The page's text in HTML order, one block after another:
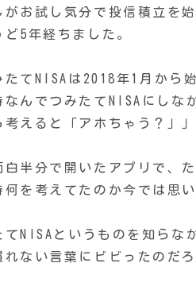
がお試し気分で投信積立を
ど5年経ちました。
たてNISAは2018年1月から
なんでつみたてNISAにしな
考えると「アホちゃう？」
白半分で開いたアプリで、
何を考えてたのか今では思
てNISAというものを知らな
れない言葉にビビったのだ